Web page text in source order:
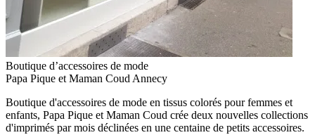
Boutique d’accessoires de mode
Papa Pique et Maman Coud Annecy
Boutique d'accessoires de mode en tissus colorés pour femmes et
enfants, Papa Pique et Maman Coud crée deux nouvelles collections
d'imprimés par mois déclinées en une centaine de petits accessoires.